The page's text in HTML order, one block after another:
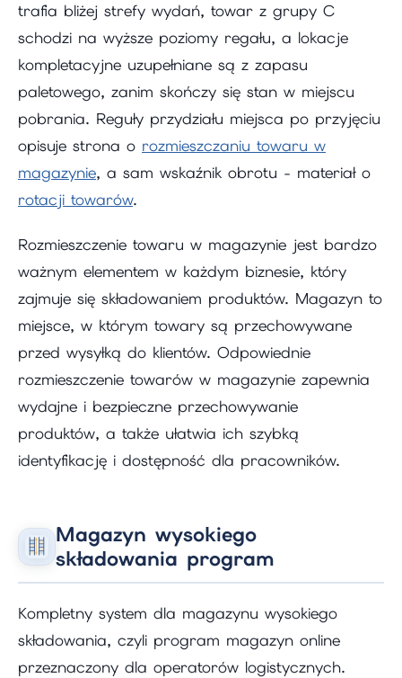
trafia bliżej strefy wydań, towar z grupy C
schodzi na wyższe poziomy regału, a lokacje
kompletacyjne uzupełniane są z zapasu
paletowego, zanim skończy się stan w miejscu
pobrania. Reguły przydziału miejsca po przyjęciu
opisuje strona o rozmieszczaniu towaru w
magazynie, a sam wskaźnik obrotu - materiał o
rotacji towarów.
Rozmieszczenie towaru w magazynie jest bardzo
ważnym elementem w każdym biznesie, który
zajmuje się składowaniem produktów. Magazyn to
miejsce, w którym towary są przechowywane
przed wysyłką do klientów. Odpowiednie
rozmieszczenie towarów w magazynie zapewnia
wydajne i bezpieczne przechowywanie
produktów, a także ułatwia ich szybką
identyfikację i dostępność dla pracowników.
Magazyn wysokiego
składowania program
Kompletny system dla magazynu wysokiego
składowania, czyli program magazyn online
przeznaczony dla operatorów logistycznych.